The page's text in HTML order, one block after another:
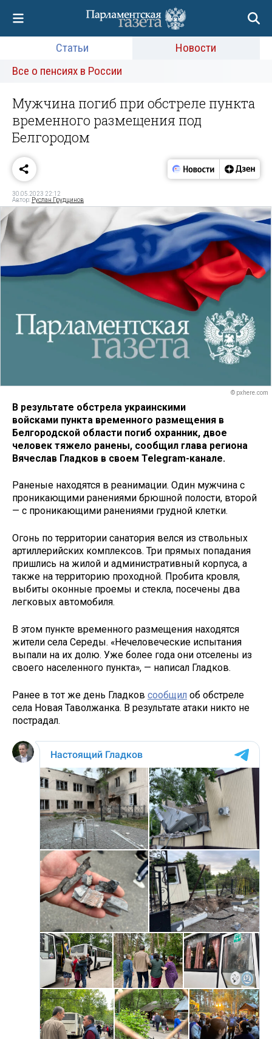
Статьи
Новости
Все о пенсиях в России
Мужчина погиб при обстреле пункта
временного размещения под
Белгородом
30.05.2023 22:12
Автор: Руслан Грудцинов
© pxhere.com
В результате обстрела украинскими
войсками пункта временного размещения в
Белгородской области погиб охранник, двое
человек тяжело ранены, сообщил глава региона
Вячеслав Гладков в своем Telegram-канале.
Раненые находятся в реанимации. Один мужчина с
проникающими ранениями брюшной полости, второй
— с проникающими ранениями грудной клетки.
Огонь по территории санатория велся из ствольных
артиллерийских комплексов. Три прямых попадания
пришлись на жилой и административный корпуса, а
также на территорию проходной. Пробита кровля,
выбиты оконные проемы и стекла, посечены два
легковых автомобиля.
В этом пункте временного размещения находятся
жители села Середы. «Нечеловеческие испытания
выпали на их долю. Уже более года они отселены из
своего населенного пункта», — написал Гладков.
Ранее в тот же день Гладков сообщил об обстреле
села Новая Таволжанка. В результате атаки никто не
пострадал.